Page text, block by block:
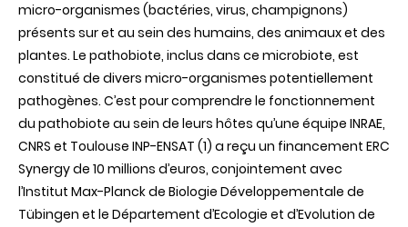
micro-organismes (bactéries, virus, champignons)
présents sur et au sein des humains, des animaux et des
plantes. Le pathobiote, inclus dans ce microbiote, est
constitué de divers micro-organismes potentiellement
pathogènes. C’est pour comprendre le fonctionnement
du pathobiote au sein de leurs hôtes qu’une équipe INRAE,
CNRS et Toulouse INP-ENSAT (1) a reçu un financement ERC
Synergy de 10 millions d’euros, conjointement avec
l’Institut Max-Planck de Biologie Développementale de
Tübingen et le Département d’Ecologie et d’Evolution de